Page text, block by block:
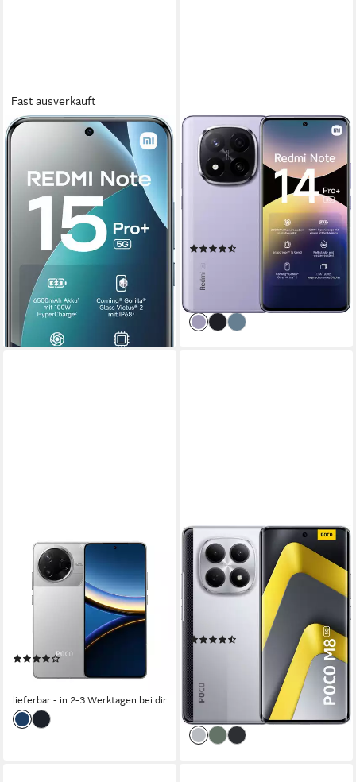
Fast ausverkauft
XIAOMI
Xiaomi Redmi Note 15 Pro+
5G Colour_Name_180 8
Gigabyte 256 Gigabyte
Smartphone
Speicherkapazität
200 MP MP
Kamera
32 MP MP
Frontkamera
499,90 €
17,94 € mtl. in 36 Raten
lieferbar - in 3-4 Werktagen bei dir
XIAOMI
Redmi Note 14 Pro+ 5G
Smartphone
16,94 cm/6,67 Zoll
Bildschirmdiagonale
Speicherkapazität
499,90 €
17,94 €
mtl. in 36 Raten
lieferbar - am nächsten Werktag
XIAOMI
POCO F7 Pro 12+512GB /
256GB Smartphone
Speicherkapazität
Frontkamera
(8)
465,00 €
lieferbar - in 2-3 Werktagen bei dir
XIAOMI
POCO M8 5G Smartphone
17,21 cm/6,77 Zoll
Bildschirmdiagonale
512 GB Speicherkapazität
50 MP
Produktdatenblatt
264,29 €
299,90 €
13,13 €
mtl. in 24 Raten
-12%
lieferbar - am nächsten Werktag
bei dir